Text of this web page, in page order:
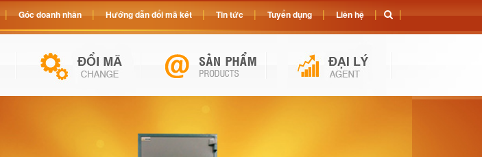
Góc doanh nhân Hướng dẫn đổi mã két Tin tức Tuyển dụng Liên hệ